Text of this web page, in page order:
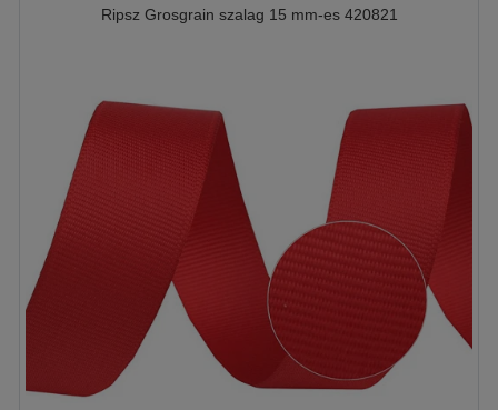
Ripsz Grosgrain szalag 15 mm-es 420821